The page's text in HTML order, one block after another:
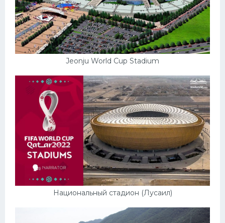
Jeonju World Cup Stadium
Национальный стадион (Лусаил)